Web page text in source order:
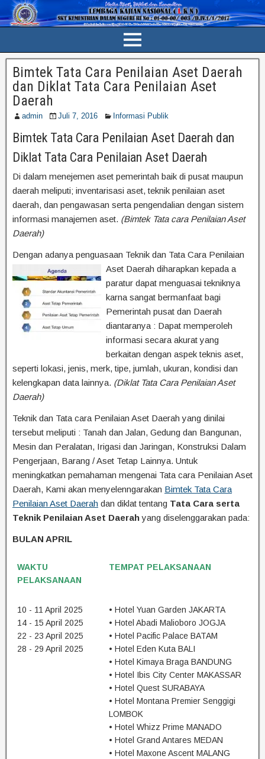
Bimtek Tata Cara Penilaian Aset Daerah
dan Diklat Tata Cara Penilaian Aset
Daerah
admin Juli 7, 2016 Informasi Publik
Bimtek Tata Cara Penilaian Aset Daerah dan
Diklat Tata Cara Penilaian Aset Daerah
Di dalam menejemen aset pemerintah baik di pusat maupun
daerah meliputi; inventarisasi aset, teknik penilaian aset
daerah, dan pengawasan serta pengendalian dengan sistem
informasi manajemen aset. (Bimtek Tata cara Penilaian Aset
Daerah)
Dengan adanya penguasaan Teknik dan Tata Cara Penilaian
Aset Daerah diharapkan kepada a
paratur dapat menguasai tekniknya
karna sangat bermanfaat bagi
Pemerintah pusat dan Daerah
diantaranya : Dapat memperoleh
informasi secara akurat yang
berkaitan dengan aspek teknis aset,
seperti lokasi, jenis, merk, tipe, jumlah, ukuran, kondisi dan
kelengkapan data lainnya. (Diklat Tata Cara Penilaian Aset
Daerah)
Teknik dan Tata cara Penilaian Aset Daerah yang dinilai
tersebut meliputi : Tanah dan Jalan, Gedung dan Bangunan,
Mesin dan Peralatan, Irigasi dan Jaringan, Konstruksi Dalam
Pengerjaan, Barang / Aset Tetap Lainnya. Untuk
meningkatkan pemahaman mengenai Tata cara Penilaian Aset
Daerah, Kami akan menyelenngarakan Bimtek Tata Cara
Penilaian Aset Daerah dan diklat tentang Tata Cara serta
Teknik Penilaian Aset Daerahyang diselenggarakan pada:
BULAN APRIL
WAKTU
PELAKSANAAN
TEMPAT PELAKSANAAN
10 - 11 April 2025
14 - 15 April 2025
22 - 23 April 2025
28 - 29 April 2025
• Hotel Yuan Garden JAKARTA
• Hotel Abadi Malioboro JOGJA
• Hotel Pacific Palace BATAM
• Hotel Eden Kuta BALI
• Hotel Kimaya Braga BANDUNG
• Hotel Ibis City Center MAKASSAR
• Hotel Quest SURABAYA
• Hotel Montana Premier Senggigi
LOMBOK
• Hotel Whizz Prime MANADO
• Hotel Grand Antares MEDAN
• Hotel Maxone Ascent MALANG